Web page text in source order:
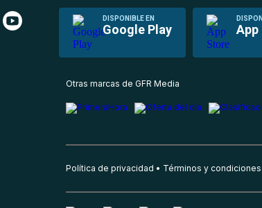
DISPONIBLE EN
Google Play
Otras marcas de GFR Media
Política de privacidad Términos y condiciones